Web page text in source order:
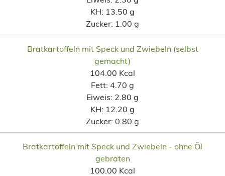
KH: 13.50 g
Zucker: 1.00 g
Bratkartoffeln mit Speck und Zwiebeln (selbst
gemacht)
104.00 Kcal
Fett: 4.70 g
Eiweis: 2.80 g
KH: 12.20 g
Zucker: 0.80 g
Bratkartoffeln mit Speck und Zwiebeln - ohne Öl
gebraten
100.00 Kcal